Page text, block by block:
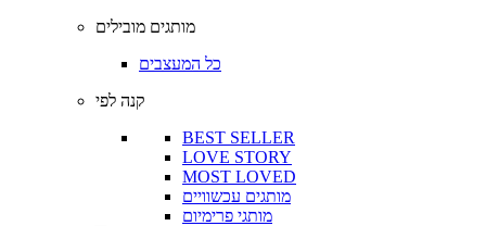
מותגים מובילים
כל המעצבים
קנה לפי
BEST SELLER
LOVE STORY
MOST LOVED
מותגים עכשוויים
מותגי פרימיום